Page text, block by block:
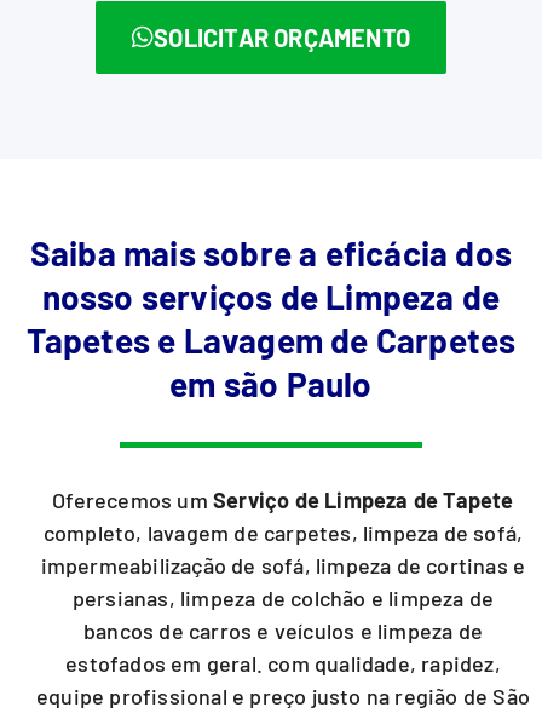
SOLICITAR ORÇAMENTO
Saiba mais sobre a eficácia dos
nosso serviços de Limpeza de
Tapetes e Lavagem de Carpetes
em são Paulo
Oferecemos umServiço de Limpeza de Tapete
completo, lavagem de carpetes, limpeza de sofá,
impermeabilização de sofá, limpeza de cortinas e
persianas, limpeza de colchão e limpeza de
bancos de carros e veículos e limpeza de
estofados em geral. com qualidade, rapidez,
equipe profissional e preço justo na região de São